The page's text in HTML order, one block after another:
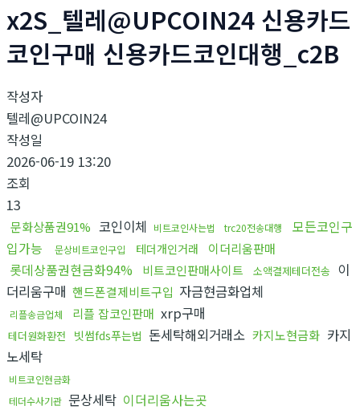
x2S_텔레@UPCOIN24 신용카드
코인구매 신용카드코인대행_c2B
작성자
텔레@UPCOIN24
작성일
2026-06-19 13:20
조회
13
문화상품권91% 코인이체 비트코인사는법 trc20전송대행
모든코인구
입가능
문상비트코인구입 테더개인거래 이더리움판매
롯데상품권현금화94% 비트코인판매사이트 소액결제테더전송 이
더리움구매 핸드폰결제비트구입 자금현금화업체
리플송금업체 리플 잡코인판매 xrp구매
테더원화환전 빗썸fds푸는법 돈세탁해외거래소 카지노현금화 카지
노세탁
비트코인현금화
테더수사기관 문상세탁 이더리움사는곳